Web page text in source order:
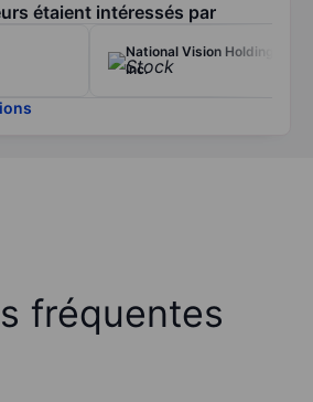
étaient intéressés par
National Vision Holdings
Inc.
fréquentes